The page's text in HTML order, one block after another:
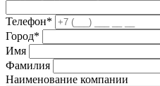
Телефон*
Город*
Имя
Фамилия
Наименование компании